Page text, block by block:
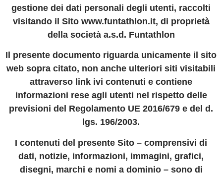
gestione dei dati personali degli utenti, raccolti
visitando il Sito www.funtathlon.it, di proprietà
della società a.s.d. Funtathlon
Il presente documento riguarda unicamente il sito
web sopra citato, non anche ulteriori siti visitabili
attraverso link ivi contenuti e contiene
informazioni rese agli utenti nel rispetto delle
previsioni del Regolamento UE 2016/679 e del d.
lgs. 196/2003.
I contenuti del presente Sito – comprensivi di
dati, notizie, informazioni, immagini, grafici,
disegni, marchi e nomi a dominio – sono di